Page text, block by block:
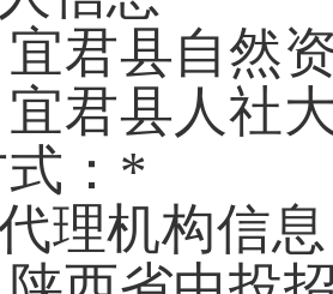
宜君县自然
宜君县人社
： *
理机构信息